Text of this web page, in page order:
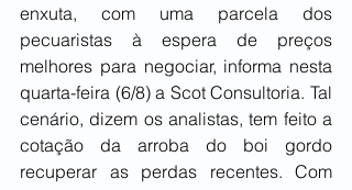
enxuta, com uma parcela dos
pecuaristas à espera de preços
melhores para negociar, informa nesta
quarta-feira (6/8) a Scot Consultoria. Tal
cenário, dizem os analistas, tem feito a
cotação da arroba do boi gordo
recuperar as perdas recentes. Com